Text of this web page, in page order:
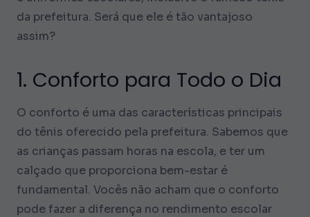
da prefeitura. Será que ele é tão vantajoso
assim?
1. Conforto para Todo o Dia
O conforto é uma das características principais
do tênis oferecido pela prefeitura. Sabemos que
as crianças passam horas na escola, e ter um
calçado que proporciona bem-estar é
fundamental. Vocês não acham que o conforto
pode fazer a diferença no rendimento escolar